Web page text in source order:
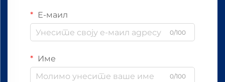
Е-маил
0/100
Име
0/100